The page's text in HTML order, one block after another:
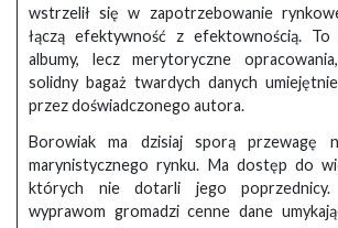
wstrzelił się w zapotrzebowanie
łączą efektywność z efektownością.
albumy, lecz merytoryczne
solidny bagaż twardych danych
przez doświadczonego autora.
Borowiak ma dzisiaj sporą przewagę
marynistycznego rynku. Ma dostęp do
których nie dotarli jego poprzednicy.
wyprawom gromadzi cenne dane